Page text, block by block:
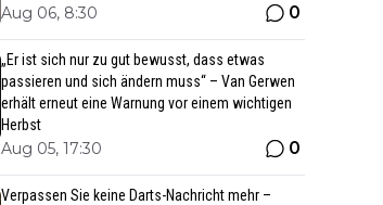
Aug 06, 8:30 0
„Er ist sich nur zu gut bewusst, dass etwas
passieren und sich ändern muss“ – Van Gerwen
erhält erneut eine Warnung vor einem wichtigen
Herbst
Aug 05, 17:30 0
Verpassen Sie keine Darts-Nachricht mehr –